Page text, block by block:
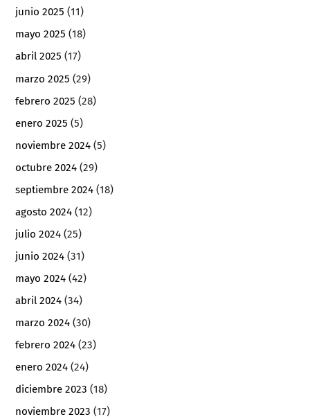
junio 2025 (11)
mayo 2025 (18)
abril 2025 (17)
marzo 2025 (29)
febrero 2025 (28)
enero 2025 (5)
noviembre 2024 (5)
octubre 2024 (29)
septiembre 2024 (18)
agosto 2024 (12)
julio 2024 (25)
junio 2024 (31)
mayo 2024 (42)
abril 2024 (34)
marzo 2024 (30)
febrero 2024 (23)
enero 2024 (24)
diciembre 2023 (18)
noviembre 2023 (17)